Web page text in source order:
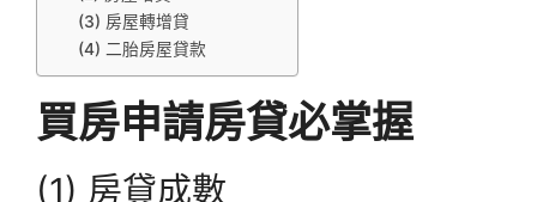
(3) 房屋轉增貸
(4) 二胎房屋貸款
買房申請房貸必掌握
(1) 房貸成數